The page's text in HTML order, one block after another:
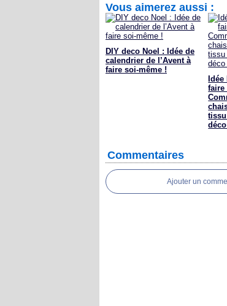
Vous aimerez aussi :
DIY deco Noel : Idée de
calendrier de l’Avent à
faire soi-même !
faire
Commentaires
Ajouter un